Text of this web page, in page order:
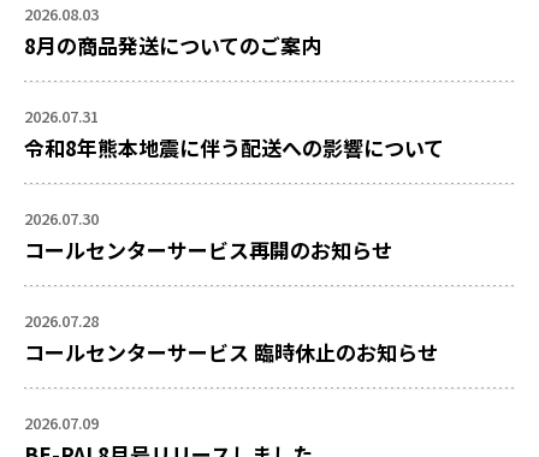
2026.08.03
8月の商品発送についてのご案内
2026.07.31
令和8年熊本地震に伴う配送への影響について
2026.07.30
コールセンターサービス再開のお知らせ
2026.07.28
コールセンターサービス 臨時休止のお知らせ
2026.07.09